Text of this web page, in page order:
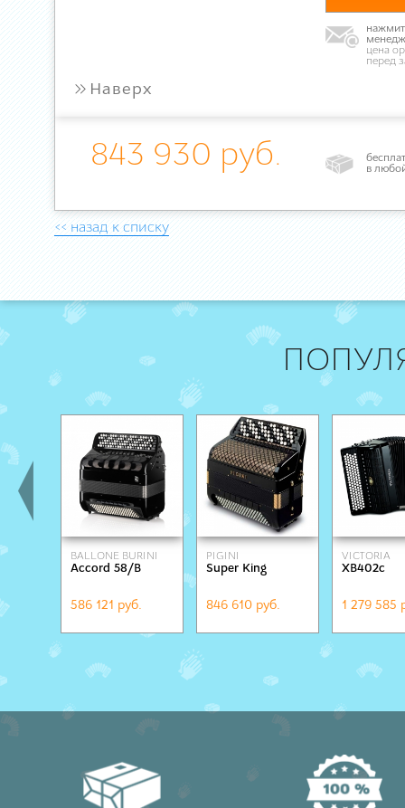
цена
перед
» Наверх
843 930 руб.
в
<< назад к списку
BALLONE BURINI
Accord 58/B
586 121 руб.
PIGINI
Super King
846 610 руб.
VICTORIA
XB402c
1 279 585